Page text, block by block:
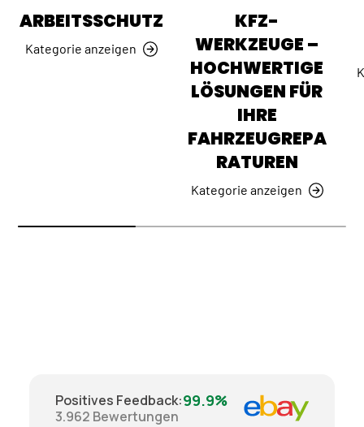
ARBEITSSCHUTZ
Kategorie anzeigen
KFZ-
WERKZEUGE –
HOCHWERTIGE
LÖSUNGEN FÜR
IHRE
FAHRZEUGREPA
RATUREN
Kategorie anzeigen
Positives Feedback:99.9%
3.962 Bewertungen